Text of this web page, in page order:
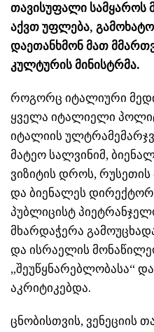
თავისუფალი სამყაროს
აქვთ უფლება,
დაეთანხმონ მათ
კულტურის მინისტრმა.
როგორც იტალიური
ყველა იტალიელი
იტალიის
მატეო სალვინიმ,
ვიზიტის დროს,
და ბიენალეს
პუბლიცისტ
მხარდაჭერა
და ისრაელის
„შეუწყნარებლობასა“
აკრიტიკებდა.
ცნობისთვის, ვენეციის